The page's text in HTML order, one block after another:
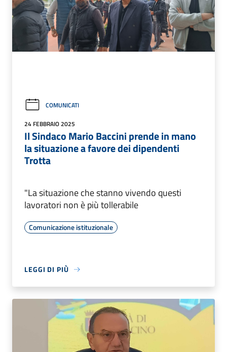
COMUNICATI
24 FEBBRAIO 2025
Il Sindaco Mario Baccini prende in mano
la situazione a favore dei dipendenti
Trotta
"La situazione che stanno vivendo questi
lavoratori non è più tollerabile
Comunicazione istituzionale
LEGGI DI PIÙ